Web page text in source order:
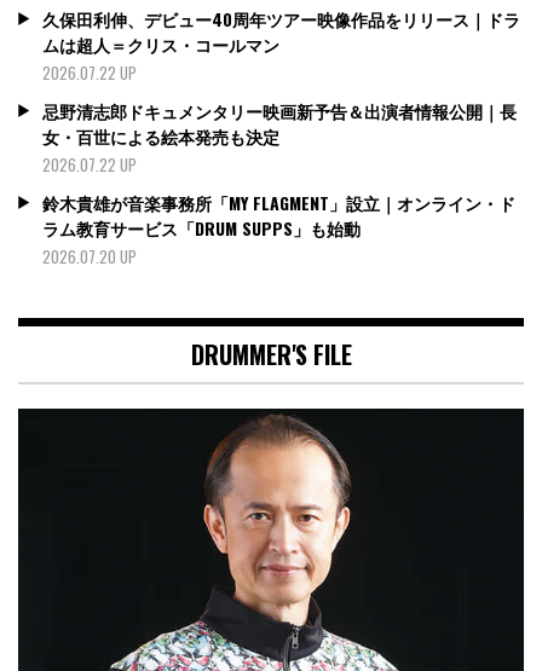
久保田利伸、デビュー40周年ツアー映像作品をリリース｜ドラ
ムは超人＝クリス・コールマン
2026.07.22 UP
忌野清志郎ドキュメンタリー映画新予告＆出演者情報公開｜長
女・百世による絵本発売も決定
2026.07.22 UP
鈴木貴雄が音楽事務所「MY FLAGMENT」設立｜オンライン・ド
ラム教育サービス「DRUM SUPPS」も始動
2026.07.20 UP
DRUMMER'S FILE